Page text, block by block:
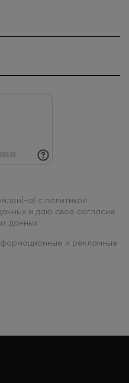
а) с политикой
и даю свое согласие
данных
и рекламные